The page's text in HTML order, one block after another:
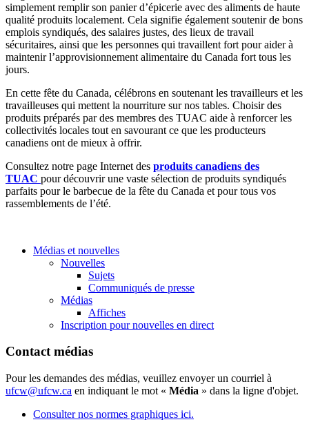
simplement remplir son panier d’épicerie avec des aliments de haute
qualité produits localement. Cela signifie également soutenir de bons
emplois syndiqués, des salaires justes, des lieux de travail
sécuritaires, ainsi que les personnes qui travaillent fort pour aider à
maintenir l’approvisionnement alimentaire du Canada fort tous les
jours.
En cette fête du Canada, célébrons en soutenant les travailleurs et les
travailleuses qui mettent la nourriture sur nos tables. Choisir des
produits préparés par des membres des TUAC aide à renforcer les
collectivités locales tout en savourant ce que les producteurs
canadiens ont de mieux à offrir.
Consultez notre page Internet des produits canadiens des
TUAC pour découvrir une vaste sélection de produits syndiqués
parfaits pour le barbecue de la fête du Canada et pour tous vos
rassemblements de l’été.
Médias et nouvelles
Nouvelles
Sujets
Communiqués de presse
Médias
Affiches
Inscription pour nouvelles en direct
Contact médias
Pour les demandes des médias, veuillez envoyer un courriel à
ufcw@ufcw.ca en indiquant le mot « Média » dans la ligne d'objet.
Consulter nos normes graphiques ici.